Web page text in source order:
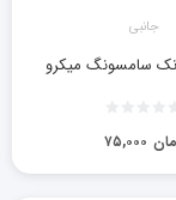
جانبی
سامسونگ میکرو
۷۵,۰۰۰